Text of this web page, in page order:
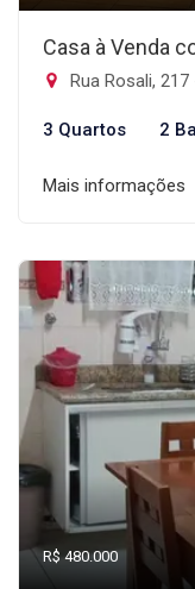
Casa à Venda
Rua Rosali,
3 Quartos 2
Mais informações
R$ 480.000